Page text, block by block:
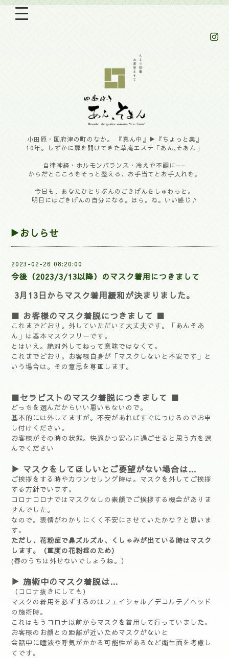
小田原・国府津の町のなか。 『真ん中』▶︎『ちょっと奥』
10年。しずかに扉を開けてきた草庵エステ「あん,そあん」
自律神経・ホルモンバランス・冷えや不調に——
からだとこころをそっと整える、お手当てとお手入れを。
今日も、あなたひとりぶんのごきげんをしゅわっと。
明日にはごきげんの自分になる。ほら。ね。いい感じ♪
▶おしらせ
2023-02-26 08:20:00
今後（2023/3/13以降）のマスク着用につきまして
3月13日からマスク着用緩和が決まりました。
■ お客様のマスク着脱につきまして ■
これまでどおり。外していただいて大丈夫です。「あんそあ
ん」は基本マスクフリーです。
とはいえ。絶対外してねって意味ではなくて。
これまでどおり。お客様自身が「マスクしないと不安です」と
いう場合は。その意思を尊重します。
■セラピストのマスク着脱につきまして ■
どっちを選んだからいい悪いもないので。
基本的には外してますが。不安があればすぐにつけるのでお申
し付けください。
お客様がその時の状態。快適かつ安心に過ごせると思う方を選
んでください
▶ マスクをしてほしいとご要望がない場合は…
ご挨拶をする時やカウンセリング時は。マスクを外してご挨拶
する方針でいます。
コロナコロナではマスクなしの素顔でご挨拶する機会がありま
せんでした。
なので。表情がわかりにくく不安にさせていたかな？と思いま
す。
ただし、花粉症で鼻ズルズル、くしゃみが出ている時はマスク
します。（重度の花粉症のため）
(春のうちは外せないでしょうね。）
▶ 施術中のマスク着脱は…
（コロナ抜きにしても）
マスクの着用を必ずするのはフェイシャル／デコルテ／ヘッド
の施術時。
これはもうコロナ以前からマスクを着用して行っていました。
お客様のお顔との距離が近いためマスクがないと
会話中に唾液や呼気がかかる可能性があるなど衛生面を考慮し
てです。